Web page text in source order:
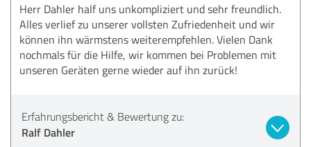
Herr Dahler half uns unkompliziert und sehr freundlich.
Alles verlief zu unserer vollsten Zufriedenheit und wir
können ihn wärmstens weiterempfehlen. Vielen Dank
nochmals für die Hilfe, wir kommen bei Problemen mit
unseren Geräten gerne wieder auf ihn zurück!
Erfahrungsbericht & Bewertung zu:
Ralf Dahler